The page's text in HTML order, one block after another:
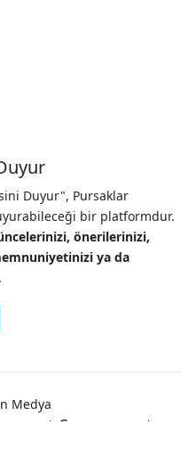
Duyur", Pursaklar
bir platformdur.
önerilerinizi,
ya da
Medya
Çerez